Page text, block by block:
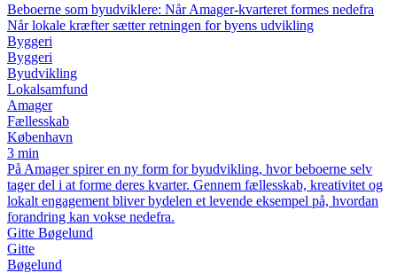
Beboerne som byudviklere: Når Amager-kvarteret formes nedefra
Når lokale kræfter sætter retningen for byens udvikling
Byggeri
Byggeri
Byudvikling
Lokalsamfund
Amager
Fællesskab
København
3 min
På Amager spirer en ny form for byudvikling, hvor beboerne selv
tager del i at forme deres kvarter. Gennem fællesskab, kreativitet og
lokalt engagement bliver bydelen et levende eksempel på, hvordan
forandring kan vokse nedefra.
Gitte Bøgelund
Gitte
Bøgelund